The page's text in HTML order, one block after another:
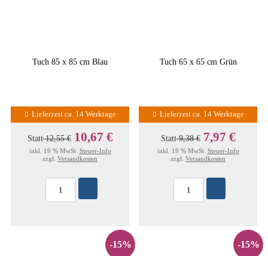
Tuch 85 x 85 cm Blau
Lieferzeit ca. 14 Werktage
Statt12,55 € 10,67 €
inkl. 19 % MwSt. Steuer-Info
zzgl. Versandkosten
Tuch 65 x 65 cm Grün
Lieferzeit ca. 14 Werktage
Statt9,38 € 7,97 €
inkl. 19 % MwSt. Steuer-Info
zzgl. Versandkosten
-15% -15%